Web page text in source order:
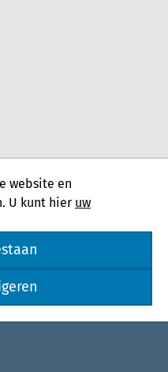
website en
U kunt hier uw